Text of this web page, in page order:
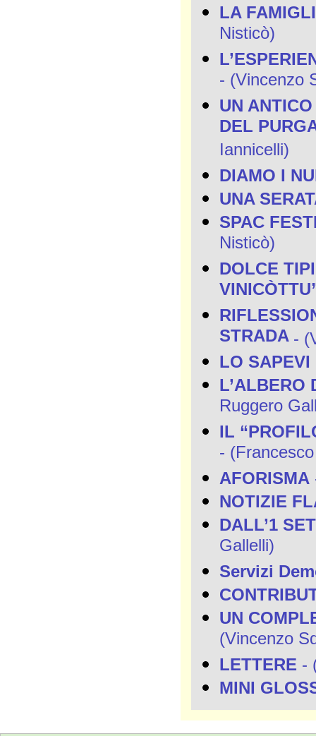
LA
Nisticò)
- (Vincenzo
UN
DEL
Iannicelli)
DIAMO I
UNA
SPAC
Nisticò)
DOLCE
STRADA -
LO
L’ALBERO
Ruggero
IL
-
AFORISMA
NOTIZIE
DALL’1
Gallelli)
Servizi
UN
(Vincenzo
LETTERE -
MINI